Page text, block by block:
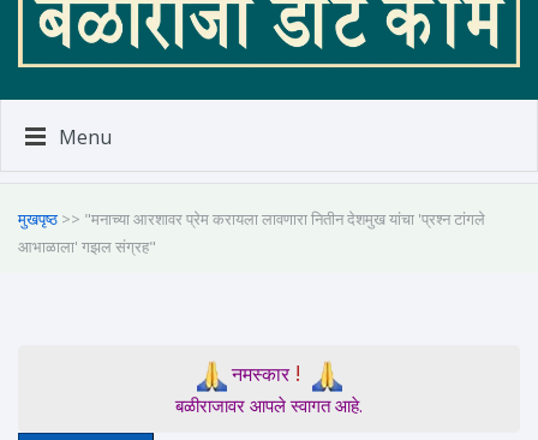
Menu
मुखपृष्ठ >> "मनाच्या आरशावर प्रेम करायला लावणारा नितीन देशमुख यांचा 'प्रश्न टांगले
आभाळाला' गझल संग्रह"
नमस्कार!
बळीराजावर आपले स्वागत आहे.